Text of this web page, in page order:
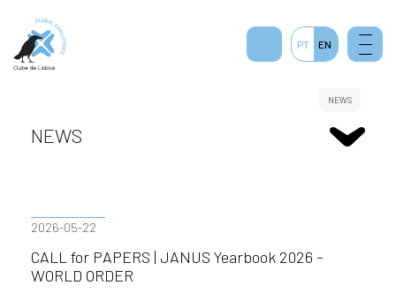
NEWS
NEWS
2026-05-22
CALL for PAPERS | JANUS Yearbook 2026 –
WORLD ORDER
PT EN